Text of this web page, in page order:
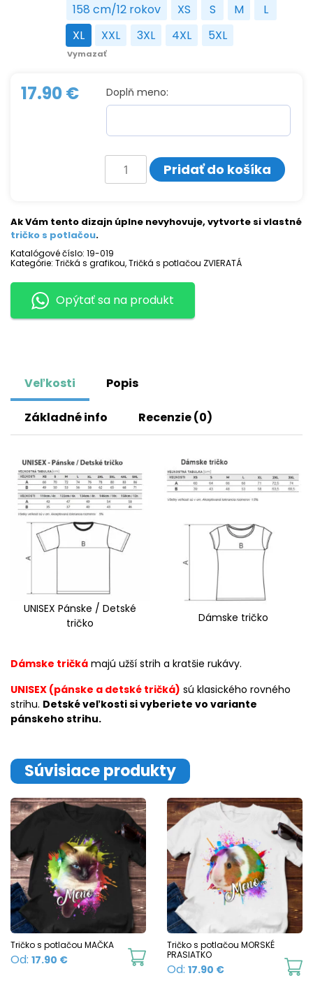
158 cm/12 rokov
158 cm/12 rokov
XS
XS S
S M
M LL
XL
XL XXL
XXL 3XL
3XL 4XL
4XL 5XL
5XL
Vymazať
17.90€ Doplň meno:
množstvo
Tričko
s
Pridať do košíka
Ak Vám tento dizajn úplne nevyhovuje, vytvorte si vlastné
tričko s potlačou.
Katalógové číslo: 19-019
Kategórie: Tričká s grafikou,Tričká s potlačou ZVIERATÁ
Opýtať sa na produkt
Veľkosti Popis
Základné info Recenzie (0)
UNISEX Pánske / Detské
tričko
Dámske tričko
Dámske tričká majú užší strih a kratšie rukávy.
UNISEX (pánske a detské tričká) sú klasického rovného
strihu. Detské veľkosti si vyberiete vo variante
pánskeho strihu.
Súvisiace produkty
Tričko s potlačou MAČKA
Od: 17.90 €
This
product
Tričko s potlačou MORSKÉ
PRASIATKO
Od: 17.90 €